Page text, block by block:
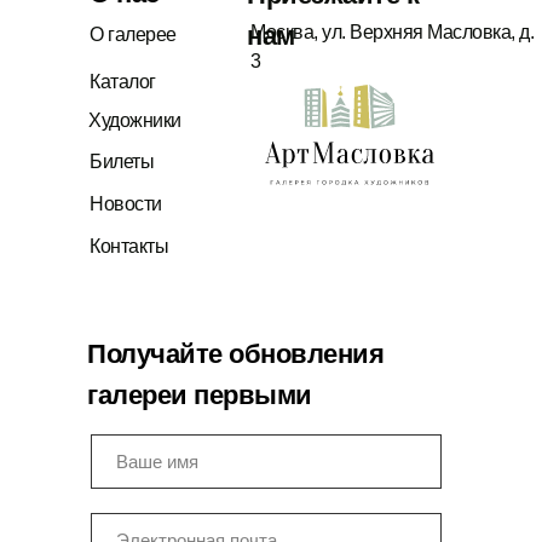
открытках.
О галерее
Каталог
Билеты
Новости
Контакты
нам
Москва, ул. Верхняя Масловка, д.
3
Получайте обновления
галереи первыми
Художники